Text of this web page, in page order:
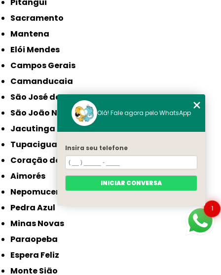
Pitangui
Sacramento
Mantena
Elói Mendes
Campos Gerais
Camanducaia
São José da Lapa
São João Nepomuceno
Jacutinga
Tupaciguara
Coração de Jesus
Aimorés
Nepomuceno
Pedra Azul
Minas Novas
Paraopeba
Espera Feliz
Monte Sião
1
Olá! Fale agora pelo WhatsApp
Insira seu telefone
INICIAR CONVERSA